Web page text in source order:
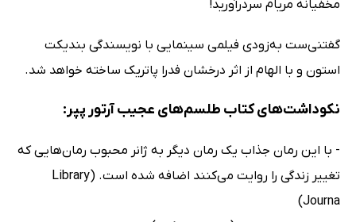
مخفیانه مریام سردرآورید!
گفتنی‌ست به‌زودی فیلمی سینمایی با نویسندگی بندیکت
استون و با الهام از اثر درخشان فدرا پاتریک ساخته خواهد شد.
نکوداشت‌های کتاب طلسم‌های عجیب آرتور پپر:
- با این رمان جذاب یک رمان دیگر به ژانر محبوب رمان‌هایی که
تغییر زندگی را روایت می‌کنند اضافه شده است. (Library
Journa)